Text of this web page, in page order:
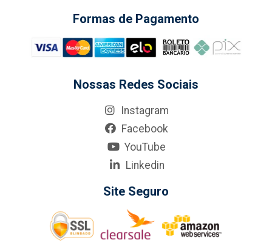
Formas de Pagamento
Nossas Redes Sociais
Instagram
Facebook
YouTube
Linkedin
Site Seguro